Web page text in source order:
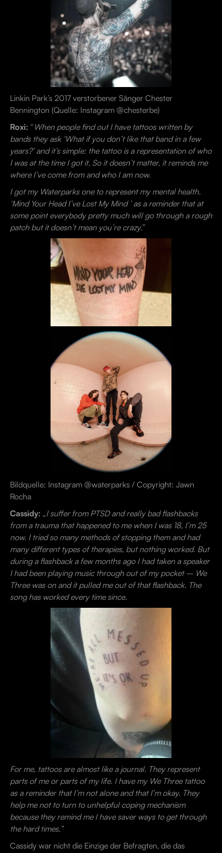
Linkin Park’s 2017 verstorbener Sänger Chester
Bennington (Quelle: Instagram @chesterbe)
Roxi: “ When people find out I have tattoos written by
bands they ask ‘What if you don’t like that band in a few
years?’ and it’s simple: the tattoo is a representation of who
I was at the time I got it. So it doesn’t matter, it reminds me
where I’ve come from and who I am now.
I got my Waterparks one to represent my mental health.
‘Mind Your Head I’ve Lost My Mind ’ as a reminder that at
some point everybody pretty much will go through a rough
patch but it doesn’t mean you’re crazy.”
Bildquelle: Instagram @waterparks / Copyright: Jawn
Rocha
Cassidy: „I suffer from PTSD and really bad flashbacks
from a trauma that happened to me when I was 18, I’m 25
now. I tried so many methods of stopping them and had
many different types of therapies, but nothing worked. But
during a flashback a few months ago I had taken a speaker
I had been playing music through out of my pocket – We
Three was on and it pulled me out of that flashback. The
song has worked every time since.
For me, tattoos are almost like a journal. They represent
parts of me or parts of my life. I have my We Three tattoo
as a reminder that I’m not alone and that I’m okay. They
help me not to turn to unhelpful coping mechanism
because they remind me I have saver ways to get through
the hard times.”
Cassidy war nicht die Einzige der Befragten, die das